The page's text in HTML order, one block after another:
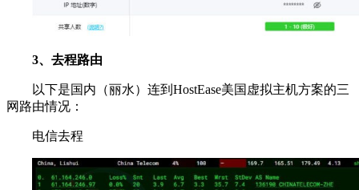
3、去程路由
以下是国内（丽水）连到HostEase美国虚拟主机方案的三
网路由情况：
电信去程